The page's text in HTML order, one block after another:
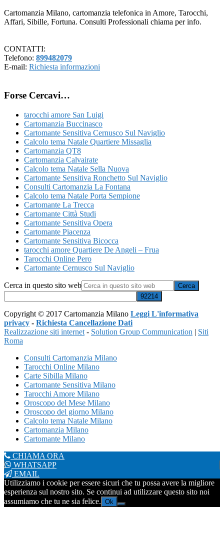
Cartomanzia Milano, cartomanzia telefonica in Amore, Tarocchi,
Affari, Sibille, Fortuna. Consulti Professionali chiama per info.
CONTATTI:
Telefono: 899482079
E-mail: Richiesta informazioni
Forse Cercavi…
tarocchi amore San Luigi
Cartomanzia Buccinasco
Cartomante Sensitiva Cernusco Sul Naviglio
Calcolo tema Natale Quartiere Missaglia
Cartomanzia QT8
Cartomanzia Calvairate
Calcolo tema Natale Sella Nuova
Cartomante Sensitiva Ronchetto Sul Naviglio
Consulti Cartomanzia La Fontana
Calcolo tema Natale Porta Sempione
Cartomante La Trecca
Cartomante Città Studi
Cartomante Sensitiva Opera
Cartomante Piacenza
Cartomante Sensitiva Bicocca
tarocchi amore Quartiere De Angeli – Frua
Tarocchi Online Pero
Cartomante Cernusco Sul Naviglio
Cerca in questo sito web
Copyright © 2017 Cartomanzia Milano Leggi L'informativa
privacy - Richiesta Cancellazione Dati
Realizzazione siti internet - Solution Group Communication | Siti
Roma
Consulti Cartomanzia Milano
Tarocchi Online Milano
Carte Sibilla Milano
Cartomante Sensitiva Milano
Tarocchi Amore Milano
Oroscopo del Mese Milano
Oroscopo del giorno Milano
Calcolo tema Natale Milano
Cartomanzia Milano
Cartomante Milano
CHIAMA ORA
WHATSAPP
EMAIL
Utilizziamo i cookie per essere sicuri che tu possa avere la migliore
esperienza sul nostro sito. Se continui ad utilizzare questo sito noi
assumiamo che tu ne sia felice. Ok